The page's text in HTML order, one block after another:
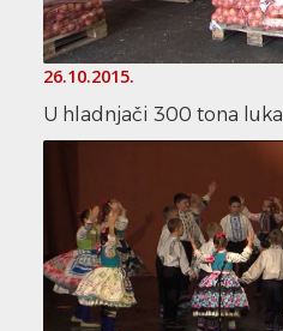
26.10.2015.
U hladnjači 300 tona luka